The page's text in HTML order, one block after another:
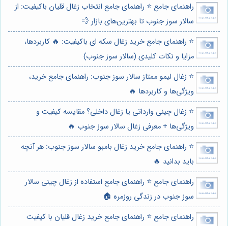
راهنمای جامع ⭐️ راهنمای جامع انتخاب زغال قلیان باکیفیت: از
سالار سوز جنوب تا بهترین‌های بازار 💨
⭐️ راهنمای جامع خرید زغال سکه ای باکیفیت: 🔥 کاربردها،
مزایا و نکات کلیدی (سالار سوز جنوب)
⭐️ زغال لیمو ممتاز سالار سوز جنوب: راهنمای جامع خرید،
ویژگی‌ها و کاربردها 🔥
⭐️ زغال چینی وارداتی یا زغال داخلی؟ مقایسه کیفیت و
ویژگی‌ها + معرفی زغال سالار سوز جنوب 🔥
⭐️ راهنمای جامع خرید زغال بامبو سالار سوز جنوب: هر آنچه
باید بدانید 🔥
راهنمای جامع ⭐️ راهنمای جامع استفاده از زغال چینی سالار
سوز جنوب در زندگی روزمره 🏠
راهنمای جامع ⭐️ راهنمای جامع خرید زغال قلیان با کیفیت